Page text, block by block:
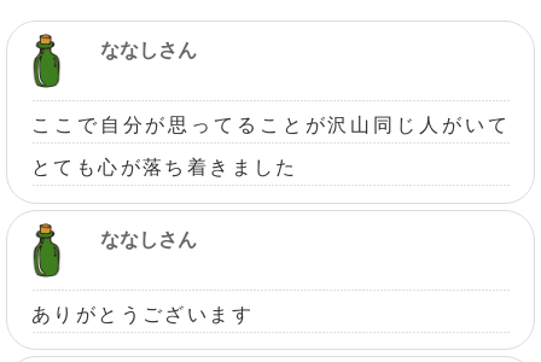
ななしさん
ここで自分が思ってることが沢山同じ人がいて
とても心が落ち着きました
ななしさん
ありがとうございます